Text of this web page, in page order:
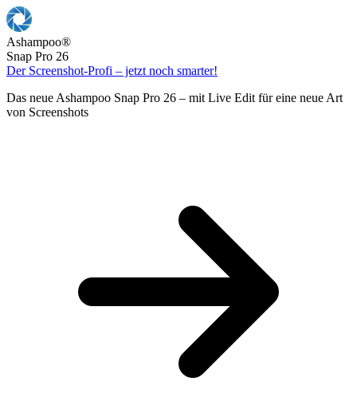
Ashampoo®
Snap Pro 26
Der Screenshot-Profi – jetzt noch smarter!
Das neue Ashampoo Snap Pro 26 – mit Live Edit für eine neue Art
von Screenshots